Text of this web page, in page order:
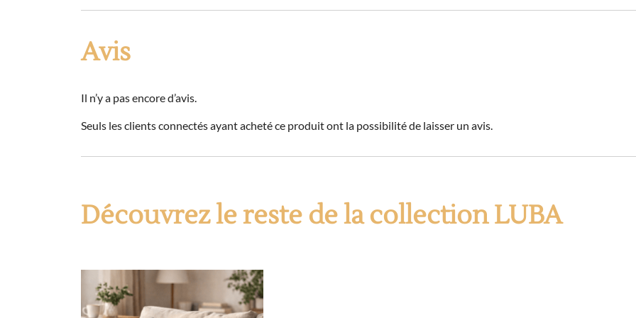
Avis
Il n’y a pas encore d’avis.
Seuls les clients connectés ayant acheté ce produit ont la possibilité de laisser un avis.
Découvrez le reste de la collection LUBA